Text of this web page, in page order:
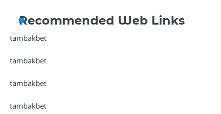
Recommended Web Links
tambakbet
tambakbet
tambakbet
tambakbet